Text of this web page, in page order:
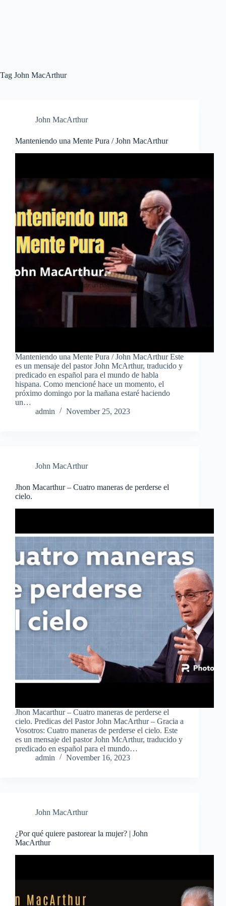
Tag John MacArthur
John MacArthur
Manteniendo una Mente Pura / John MacArthur
Manteniendo una Mente Pura / John MacArthur Este
es un mensaje del pastor John McArthur, traducido y
predicado en español para el mundo de habla
hispana. Como mencioné hace un momento, el
próximo domingo por la mañana estaré haciendo
un…
admin
November 25, 2023
John MacArthur
Jhon Macarthur – Cuatro maneras de perderse el
cielo.
Jhon Macarthur – Cuatro maneras de perderse el
cielo. Predicas del Pastor John MacArthur – Gracia a
Vosotros: Cuatro maneras de perderse el cielo. Este
es un mensaje del pastor John McArthur, traducido y
predicado en español para el mundo…
admin
November 16, 2023
John MacArthur
¿Por qué quiere pastorear la mujer? | John
MacArthur